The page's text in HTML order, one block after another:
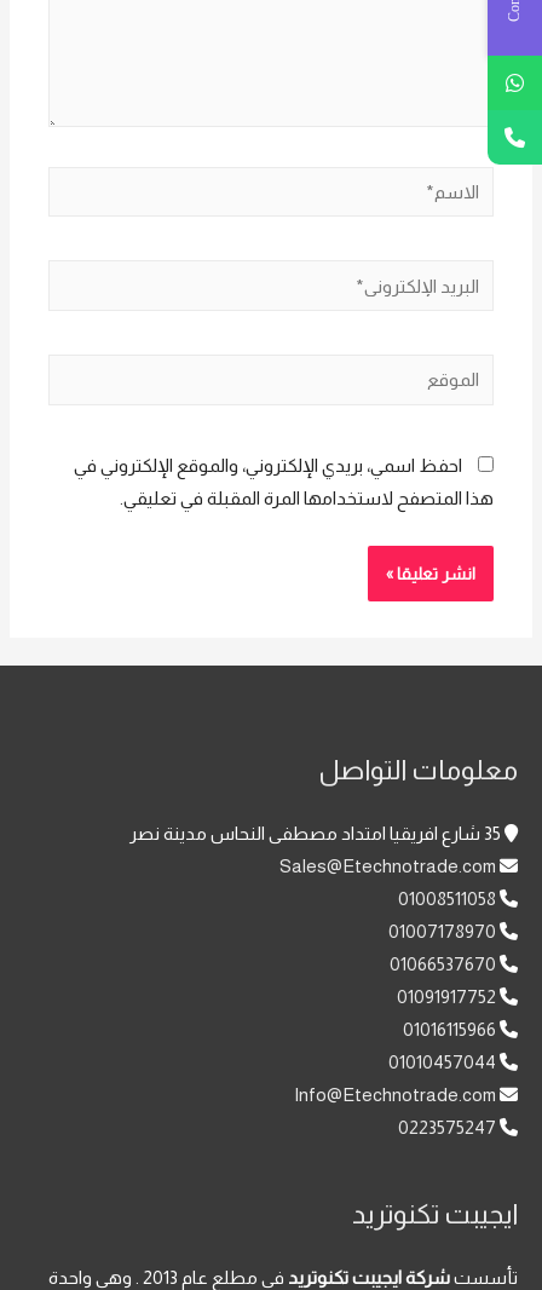
الاسم*
البريد
الموقع
احفظ اسمي، بريدي الإلكتروني، والموقع الإلكتروني في
هذا المتصفح لاستخدامها المرة المقبلة في تعليقي.
معلومات التواصل
01008511058
01007178970
01066537670
01091917752
01016115966
01010457044
0223575247
ايجيبت تكنوتريد
تأسستشركة ايجيبت تكنوتريد
فى مطلع عام 2013 . وهى واحدة